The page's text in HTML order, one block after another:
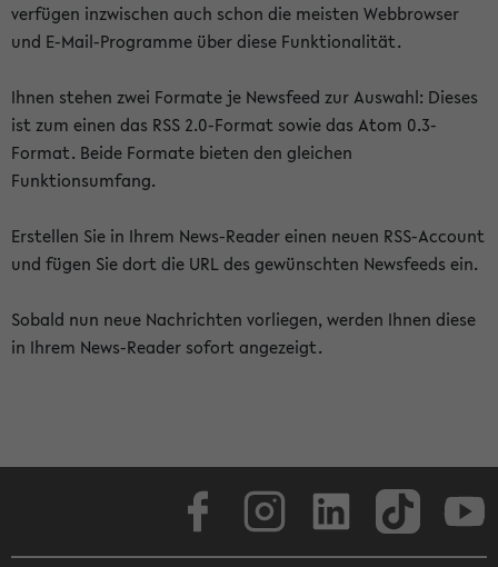
verfügen inzwischen auch schon die meisten Webbrowser
und E-Mail-Programme über diese Funktionalität.
Ihnen stehen zwei Formate je Newsfeed zur Auswahl: Dieses
ist zum einen das RSS 2.0-Format sowie das Atom 0.3-
Format. Beide Formate bieten den gleichen
Funktionsumfang.
Erstellen Sie in Ihrem News-Reader einen neuen RSS-Account
und fügen Sie dort die URL des gewünschten Newsfeeds ein.
Sobald nun neue Nachrichten vorliegen, werden Ihnen diese
in Ihrem News-Reader sofort angezeigt.